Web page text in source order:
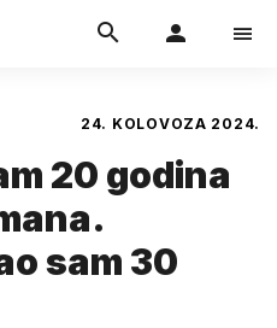
24. KOLOVOZA 2024.
20 godina
sam 30